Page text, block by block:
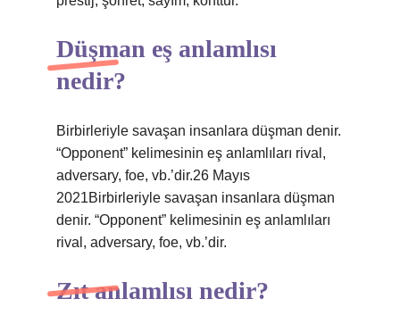
Düşman eş anlamlısı
nedir?
Birbirleriyle savaşan insanlara düşman denir.
“Opponent” kelimesinin eş anlamlıları rival,
adversary, foe, vb.’dir.26 Mayıs
2021Birbirleriyle savaşan insanlara düşman
denir. “Opponent” kelimesinin eş anlamlıları
rival, adversary, foe, vb.’dir.
Zıt anlamlısı nedir?